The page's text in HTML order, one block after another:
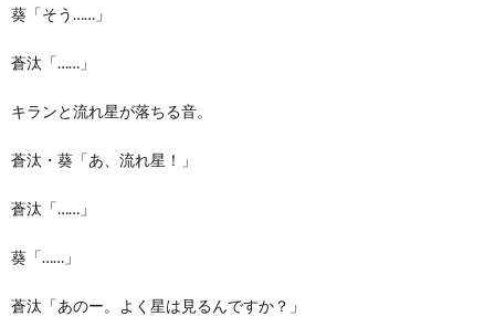
葵「そう……」
蒼汰「……」
キランと流れ星が落ちる音。
蒼汰・葵「あ、流れ星！」
蒼汰「……」
葵「……」
蒼汰「あのー。よく星は見るんですか？」